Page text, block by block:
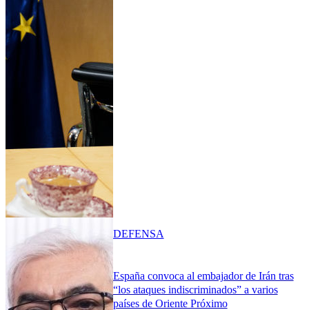
España convoca al embajador de Irán tras
“los ataques indiscriminados” a varios
países de Oriente Próximo
DEFENSA